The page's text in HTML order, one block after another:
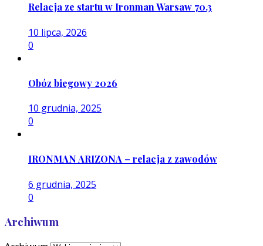
Relacja ze startu w Ironman Warsaw 70.3
10 lipca, 2026
0
Obóz biegowy 2026
10 grudnia, 2025
0
IRONMAN ARIZONA – relacja z zawodów
6 grudnia, 2025
0
Archiwum